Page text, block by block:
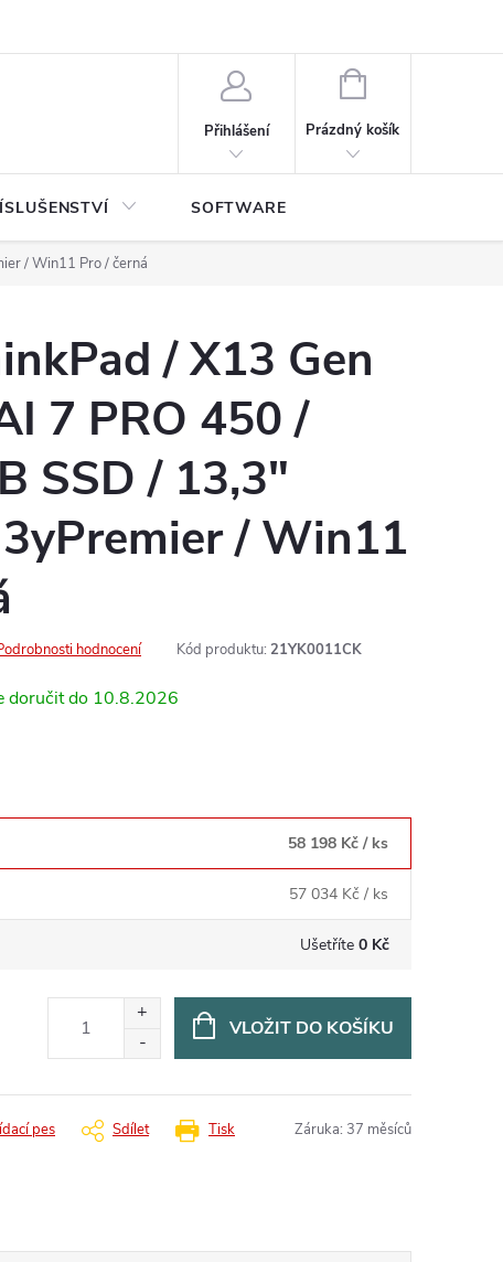
Přihlášení
NÁKUPNÍ
Prázdný košík
SOFTWARE
/ Win11 Pro / černá
/ X13 Gen
7 PRO 450 /
SSD / 13,3"
/ Win11
hodnocení Kód produktu: 21YK0011CK
10.8.2026
58 198 Kč / ks
57 034 Kč / ks
Ušetříte 0 Kč
VLOŽIT DO KOŠÍKU
Tisk
pes Sdílet Záruka: 37 měsíců